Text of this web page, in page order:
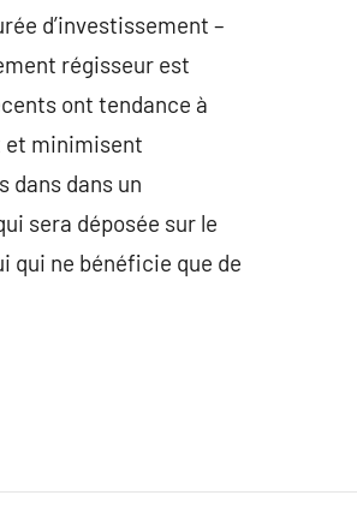
d’investissement –
régisseur est
ont tendance à
et minimisent
dans dans un
sera déposée sur le
qui ne bénéficie que de